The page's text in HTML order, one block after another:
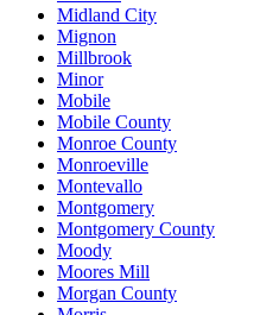
Midland City
Mignon
Millbrook
Minor
Mobile
Mobile County
Monroe County
Monroeville
Montevallo
Montgomery
Montgomery County
Moody
Moores Mill
Morgan County